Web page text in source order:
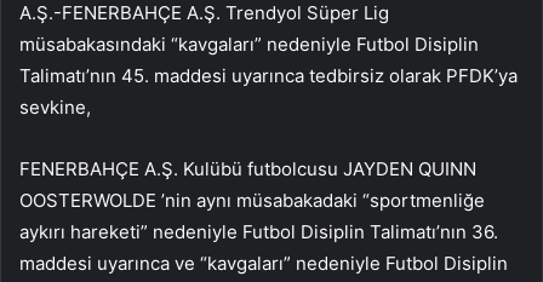
A.Ş.-FENERBAHÇE A.Ş. Trendyol Süper Lig
müsabakasındaki “kavgaları” nedeniyle Futbol Disiplin
Talimatı’nın 45. maddesi uyarınca tedbirsiz olarak PFDK’ya
sevkine,
FENERBAHÇE A.Ş. Kulübü futbolcusu JAYDEN QUINN
OOSTERWOLDE ’nin aynı müsabakadaki “sportmenliğe
aykırı hareketi” nedeniyle Futbol Disiplin Talimatı’nın 36.
maddesi uyarınca ve “kavgaları” nedeniyle Futbol Disiplin